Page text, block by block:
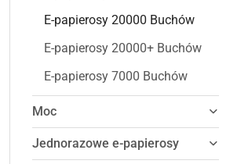
E-papierosy 20000 Buchów
E-papierosy 20000+ Buchów
E-papierosy 7000 Buchów
Moc
Jednorazowe e-papierosy